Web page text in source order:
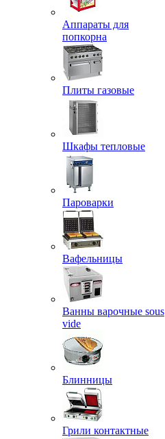
Аппараты для
попкорна
Плиты газовые
Шкафы тепловые
Пароварки
Вафельницы
Ванны варочные sous
vide
Блинницы
Грили контактные